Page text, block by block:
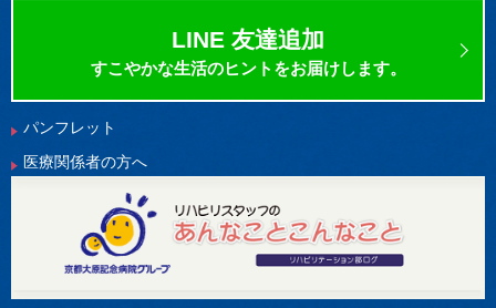
LINE 友達追加
すこやかな生活のヒントをお届けします。
パンフレット
医療関係者の方へ